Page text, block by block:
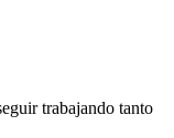
trabajando tanto